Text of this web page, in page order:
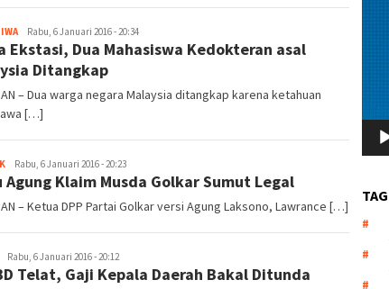
redaksi
Rabu, 6 Januari 2016 - 20:34
Ekstasi, Dua Mahasiswa Kedokteran asal
Ditangkap
– Dua warga negara Malaysia ditangkap karena ketahuan
[…]
redaksi
Rabu, 6 Januari 2016 - 20:23
Agung Klaim Musda Golkar Sumut Legal
– Ketua DPP Partai Golkar versi Agung Laksono, Lawrance […]
Rabu, 6 Januari 2016 - 20:12
Telat, Gaji Kepala Daerah Bakal Ditunda
TAG